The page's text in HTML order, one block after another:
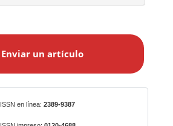
Enviar un artículo
ISSN en línea: 2389-9387